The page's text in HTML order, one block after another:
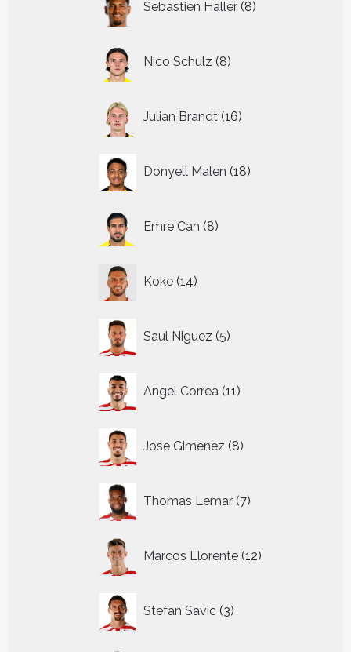
Sebastien Haller 8
producten
Nico Schulz 8
producten
Julian Brandt 16
producten
Donyell Malen 18
producten
Emre Can 8
producten
Koke 14
producten
Saul Niguez 5
producten
Angel Correa 11
producten
Jose Gimenez 8
producten
Thomas Lemar 7
producten
Marcos Llorente 12
producten
Stefan Savic 3
producten